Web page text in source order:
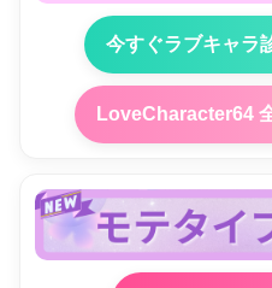
今すぐラブキャラ
LoveCharacter64